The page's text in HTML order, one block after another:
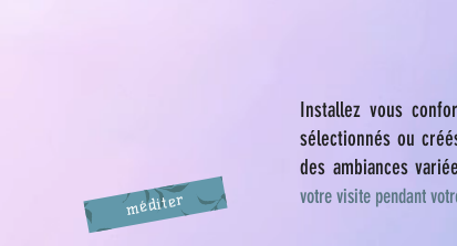
méditer
Installez vous
sélectionnés ou
des ambiances
votre visite pendant